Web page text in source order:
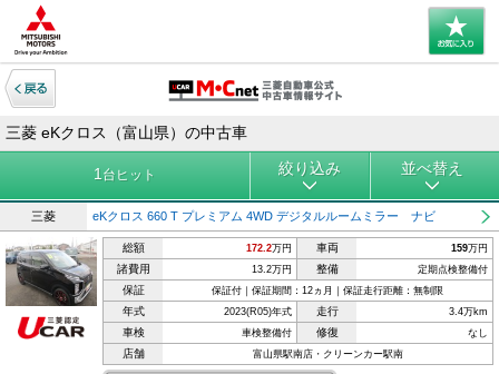
三菱 eKクロス（富山県）の中古車
1 台ヒット 絞り込み 並べ替え
三菱 eKクロス 660 T プレミアム 4WD デジタルルームミラー ナビ
総額 172.2万円 車両 159万円
諸費用 13.2万円 整備 定期点検整備付
保証 保証付｜保証期間：12ヵ月｜保証走行距離：無制限
年式 2023(R05)年式 走行 3.4万km
車検 車検整備付 修復 なし
店舗 富山県駅南店・クリーンカー駅南